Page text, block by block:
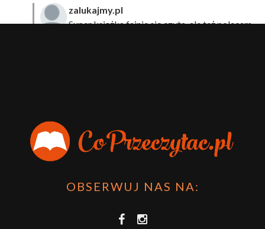
zalukajmy.pl
Super książka fajnie się czyta, ale też polecam
książki skoro czyta się np na czytniku.
Planer Książkary – ten gadżet powinien mieć każdy
książkoholik!
8 December 2023
OBSERWUJ NAS NA: